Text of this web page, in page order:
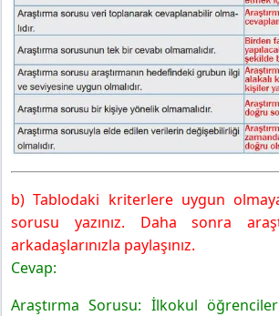
b) Tablodaki kriterlere uygun
sorusu yazınız. Daha sonra
arkadaşlarınızla paylaşınız.
Cevap:
Araştırma Sorusu: İlkokul